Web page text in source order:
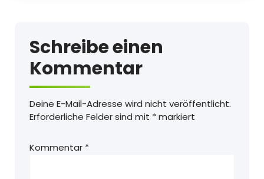
Schreibe einen
Kommentar
Deine E-Mail-Adresse wird nicht veröffentlicht.
Erforderliche Felder sind mit *markiert
Kommentar *